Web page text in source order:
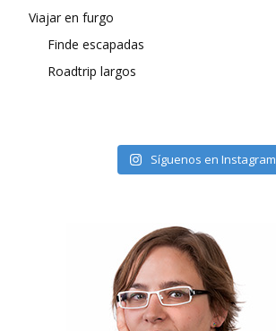
Viajar en furgo
Finde escapadas
Roadtrip largos
Síguenos en Instagram